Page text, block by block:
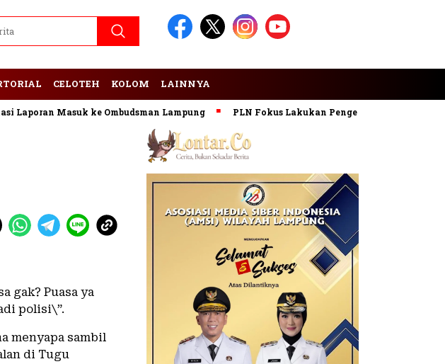
CELOTEH KOLOM LAINNYA
Masuk ke Ombudsman Lampung PLN Fokus Lakukan Pengembangan Pembangkit
gak? Puasa ya
polisi\”.
menyapa sambil
di Tugu